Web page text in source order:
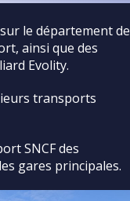
le département de
ainsi que des
Evolity.
transports
SNCF des
gares principales.